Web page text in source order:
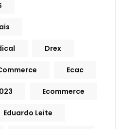
Drex
Ecac
Ecommerce
Eduardo Leite